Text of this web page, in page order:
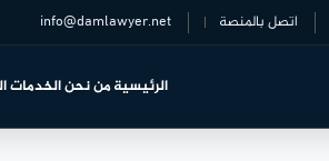
اتصل بالمنصة info@damlawyer.net
الرئيسيةمن نحنالخدمات